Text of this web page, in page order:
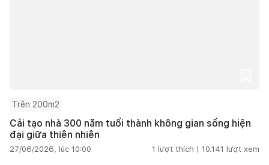
Trên 200m2
Cải tạo nhà 300 năm tuổi thành không gian sống hiện
đại giữa thiên nhiên
27/06/2026, lúc 10:00 1 lượt thích | 10.141 lượt xem